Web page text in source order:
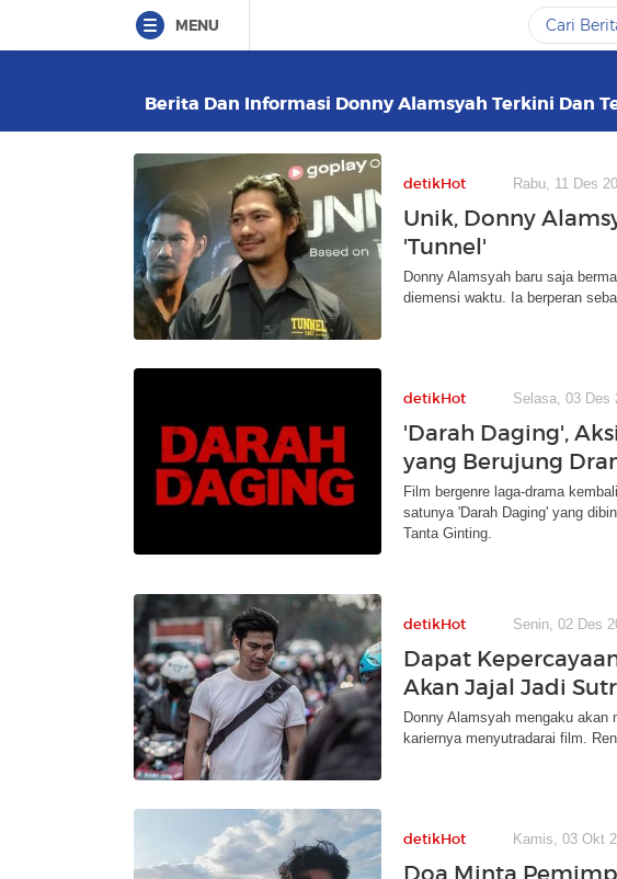
MENU
Berita Dan Informasi Donny Alamsyah Terkini Dan
detikHot Rabu, 11 Des
Unik, Donny
'Tunnel'
Donny Alamsyah baru saja
diemensi waktu. Ia berperan
detikHot Selasa, 03 Des
'Darah Daging',
yang Berujung
Film bergenre laga-drama
satunya 'Darah Daging' yang
Tanta Ginting.
detikHot Senin, 02 Des
Dapat
Akan Jajal Jadi
Donny Alamsyah mengaku akan
kariernya menyutradarai film.
detikHot Kamis, 03 Okt
Doa Minta